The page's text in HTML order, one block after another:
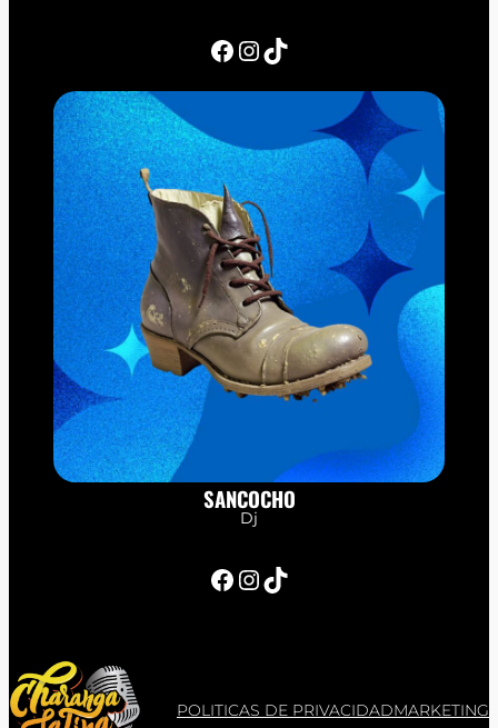
Facebook InstagramTikTok
SANCOCHO
Dj
Facebook InstagramTikTok
POLITICAS DE PRIVACIDADMARKETING